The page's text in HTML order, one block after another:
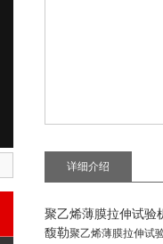
详细介绍
聚乙烯薄膜拉伸试验
馥勒聚乙烯薄膜拉伸试